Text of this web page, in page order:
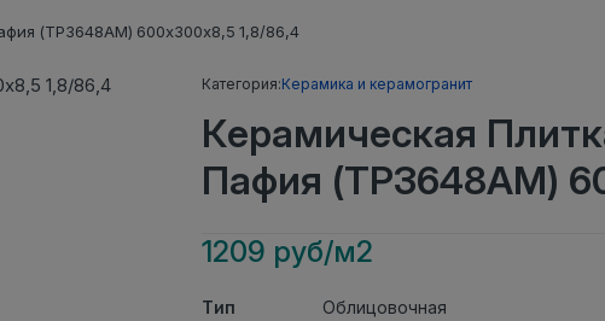
(ТР3648АМ) 600х300х8,5 1,8/86,4
Категория:Керамика и керамогранит
Керамическая
Пафия (ТР3648АМ)
1209 руб/м2
Тип
Облицовочная